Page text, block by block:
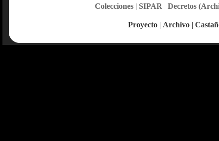
Colecciones| SIPAR | Decretos
Proyecto | Archivo |